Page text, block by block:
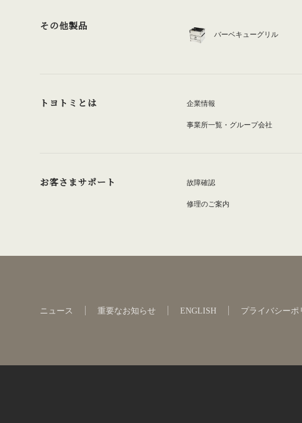
その他製品
バーベキューグリル
トヨトミとは 企業情報
事業所一覧・グループ会社
お客さまサポート 故障確認
修理のご案内
ニュース 重要なお知らせ ENGLISH プライバシーポ